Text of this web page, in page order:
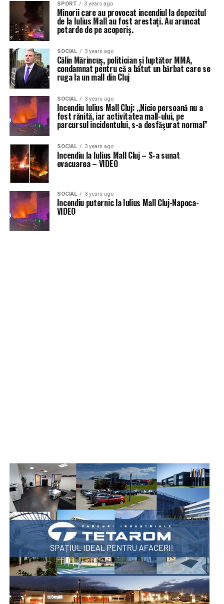
SPORT 3 years ago
Minorii care au provocat incendiul la depozitul
de la Iulius Mall au fost arestați. Au aruncat
petarde de pe acoperiș.
SOCIAL 3 years ago
Călin Mărincuș, politician și luptător MMA,
condamnat pentru că a bătut un bărbat care se
ruga la un mall din Cluj
SOCIAL 3 years ago
Incendiu Iulius Mall Cluj: ,,Nicio persoană nu a
fost rănită, iar activitatea mall-ului, pe
parcursul incidentului, s-a desfăşurat normal”
SOCIAL 3 years ago
Incendiu la Iulius Mall Cluj – S-a sunat
evacuarea – VIDEO
SOCIAL 3 years ago
Incendiu puternic la Iulius Mall Cluj-Napoca-
VIDEO